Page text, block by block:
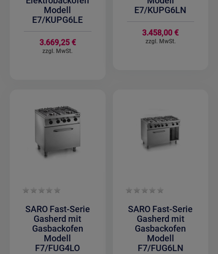
Modell
E7/KUPG6LE
3.669,25 €
E7/KUPG6LN
3.458,00 €
SARO Fast-Serie
Gasherd mit
Gasbackofen
Modell
F7/FUG4LO
SARO Fast-Serie
Gasherd mit
Gasbackofen
Modell
F7/FUG6LN